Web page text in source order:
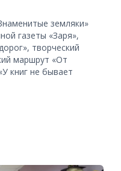
земляки»
газеты «Заря»,
творческий
маршрут «От
книг не бывает